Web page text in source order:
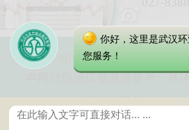
Copyright 2025 武汉环亚
本网站信息仅做健康参考，具
鄂ICP备16003424
你好，这里是武汉
您服务！